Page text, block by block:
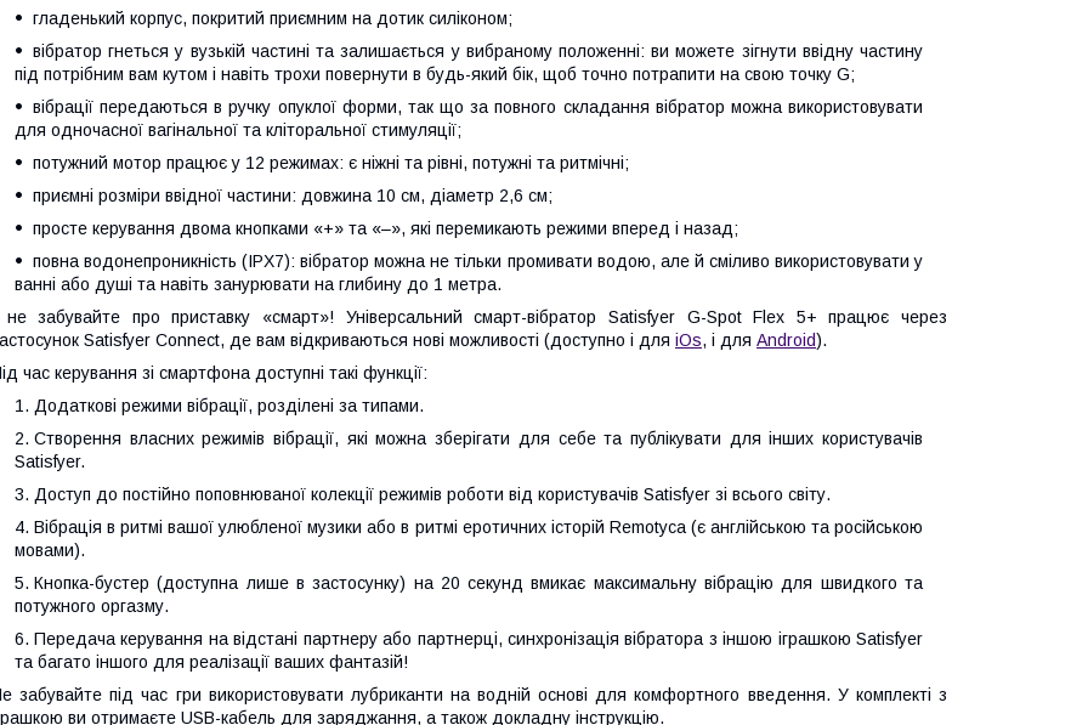
гладенький корпус, покритий приємним на дотик силіконом;
вібратор гнеться у вузькій частині та залишається у вибраному положенні: ви можете зігнути ввідну частину
під потрібним вам кутом і навіть трохи повернути в будь-який бік, щоб точно потрапити на свою точку G;
вібрації передаються в ручку опуклої форми, так що за повного складання вібратор можна використовувати
для одночасної вагінальної та кліторальної стимуляції;
потужний мотор працює у 12 режимах: є ніжні та рівні, потужні та ритмічні;
приємні розміри ввідної частини: довжина 10 см, діаметр 2,6 см;
просте керування двома кнопками «+» та «–», які перемикають режими вперед і назад;
повна водонепроникність (IPX7): вібратор можна не тільки промивати водою, але й сміливо використовувати у
ванні або душі та навіть занурювати на глибину до 1 метра.
не забувайте про приставку «смарт»! Універсальний смарт-вібратор Satisfyer G-Spot Flex 5+ працює через
Satisfyer Connect, де вам відкриваються нові можливості (доступно і для iOs, і для Android).
час керування зі смартфона доступні такі функції:
Додаткові режими вібрації, розділені за типами.
Створення власних режимів вібрації, які можна зберігати для себе та публікувати для інших користувачів
Satisfyer.
Доступ до постійно поповнюваної колекції режимів роботи від користувачів Satisfyer зі всього світу.
Вібрація в ритмі вашої улюбленої музики або в ритмі еротичних історій Remotyca (є англійською та російською
мовами).
Кнопка-бустер (доступна лише в застосунку) на 20 секунд вмикає максимальну вібрацію для швидкого та
потужного оргазму.
Передача керування на відстані партнеру або партнерці, синхронізація вібратора з іншою іграшкою Satisfyer
та багато іншого для реалізації ваших фантазій!
забувайте під час гри використовувати лубриканти на водній основі для комфортного введення. У комплекті з
ви отримаєте USB-кабель для заряджання, а також докладну інструкцію.